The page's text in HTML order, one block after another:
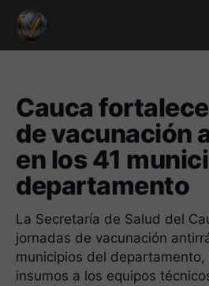
Cauca
de vacunación
en los 41
departamento
La Secretaría de Salud del
jornadas de vacunación
municipios del departamento,
insumos a los equipos